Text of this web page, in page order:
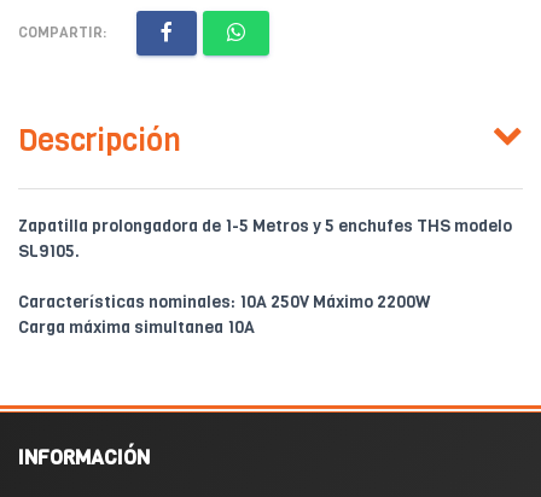
COMPARTIR:
Descripción
Zapatilla prolongadora de 1-5 Metros y 5 enchufes THS modelo
SL9105.
Características nominales: 10A 250V Máximo 2200W
Carga máxima simultanea 10A
INFORMACIÓN